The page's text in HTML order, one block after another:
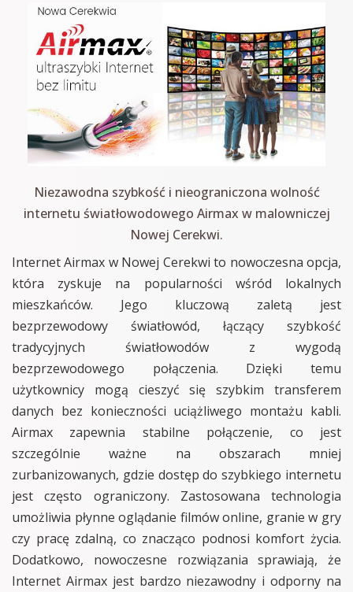
Niezawodna szybkość i nieograniczona wolność
internetu światłowodowego Airmax w malowniczej
Nowej Cerekwi.
Internet Airmax w Nowej Cerekwi to nowoczesna opcja,
która zyskuje na popularności wśród lokalnych
mieszkańców. Jego kluczową zaletą jest
bezprzewodowy światłowód, łączący szybkość
tradycyjnych światłowodów z wygodą
bezprzewodowego połączenia. Dzięki temu
użytkownicy mogą cieszyć się szybkim transferem
danych bez konieczności uciążliwego montażu kabli.
Airmax zapewnia stabilne połączenie, co jest
szczególnie ważne na obszarach mniej
zurbanizowanych, gdzie dostęp do szybkiego internetu
jest często ograniczony. Zastosowana technologia
umożliwia płynne oglądanie filmów online, granie w gry
czy pracę zdalną, co znacząco podnosi komfort życia.
Dodatkowo, nowoczesne rozwiązania sprawiają, że
Internet Airmax jest bardzo niezawodny i odporny na